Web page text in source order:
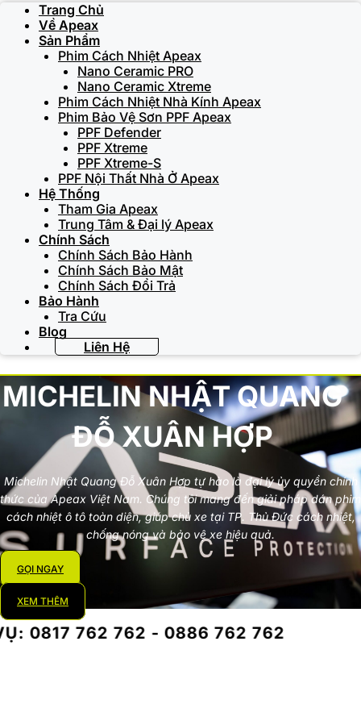
Trang Chủ
Về Apeax
Sản Phẩm
Phim Cách Nhiệt Apeax
Nano Ceramic PRO
Nano Ceramic Xtreme
Phim Cách Nhiệt Nhà Kính Apeax
Phim Bảo Vệ Sơn PPF Apeax
PPF Defender
PPF Xtreme
PPF Xtreme-S
PPF Nội Thất Nhà Ở Apeax
Hệ Thống
Tham Gia Apeax
Trung Tâm & Đại lý Apeax
Chính Sách
Chính Sách Bảo Hành
Chính Sách Bảo Mật
Chính Sách Đổi Trả
Bảo Hành
Tra Cứu
Blog
Liên Hệ
MICHELIN NHẬT QUANG
ĐỖ XUÂN HỢP
Michelin Nhật Quang Đỗ Xuân Hợp tự hào là đại lý ủy quyền chính
thức của Apeax Việt Nam. Chúng tôi mang đến giải pháp dán phim
cách nhiệt ô tô toàn diện, giúp chủ xe tại TP. Thủ Đức cách nhiệt,
chống nóng và bảo vệ xe hiệu quả.
GỌI NGAY
XEM THÊM
762 762 - 0886 762 762